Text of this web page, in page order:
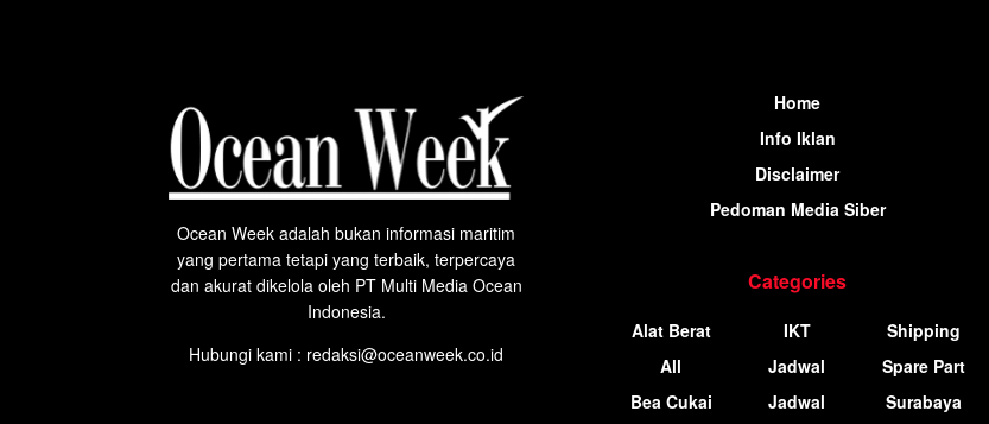
Ocean Week adalah bukan informasi maritim
yang pertama tetapi yang terbaik, terpercaya
dan akurat dikelola oleh PT Multi Media Ocean
Indonesia.
Hubungi kami : redaksi@oceanweek.co.id
Home
Info Iklan
Disclaimer
Pedoman Media Siber
Categories
Alat Berat
All
Bea Cukai
IKT
Jadwal
Jadwal
Shipping
Spare Part
Surabaya